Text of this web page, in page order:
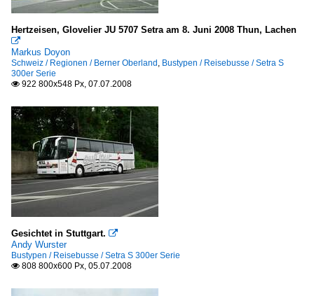
Lübeck
Moers
Oberhausen
Städte P - R
Potsdam
Städte S - U
Solingen
Stralsund
Hertzeisen, Glovelier JU 5707 Setra am 8. Juni 2008 Thun, Lachen

Markus Doyon
Schweiz / Regionen / Berner Oberland , Bustypen / Reisebusse / Setra S
300er Serie
 922 800x548 Px, 07.07.2008
Gesichtet in Stuttgart. 
Andy Wurster
Bustypen / Reisebusse / Setra S 300er Serie
 808 800x600 Px, 05.07.2008